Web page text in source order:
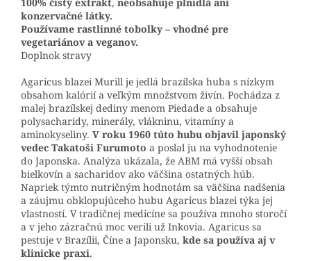
konzervačné látky.
Používame rastlinné tobolky – vhodné pre
vegetariánov a veganov.
Doplnok stravy
Agaricus blazei Murill je jedlá brazílska huba s nízkym
obsahom kalórií a veľkým množstvom živín. Pochádza z
malej brazílskej dediny menom Piedade a obsahuje
polysacharidy, minerály, vlákninu, vitamíny a
aminokyseliny. V roku 1960 túto hubu objavil japonský
vedec Takatoši Furumoto a poslal ju na vyhodnotenie
do Japonska. Analýza ukázala, že ABM má vyšší obsah
bielkovín a sacharidov ako väčšina ostatných húb.
Napriek týmto nutričným hodnotám sa väčšina nadšenia
a záujmu obklopujúceho hubu Agaricus blazei týka jej
vlastností. V tradičnej medicíne sa používa mnoho storočí
a v jeho zázračnú moc verili už Inkovia. Agaricus sa
pestuje v Brazílii, Číne a Japonsku, kde sa používa aj v
klinicke praxi.